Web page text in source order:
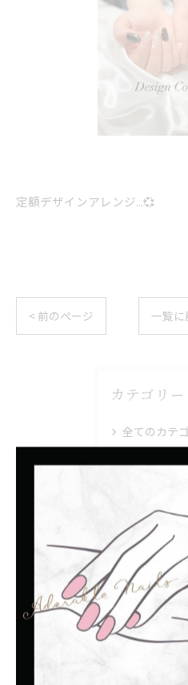
定額デザインアレンジ...💞
< 前のページ 一覧に
カテゴリー
全てのカテ
子連れ
プライベー
マグネット
最近の投稿